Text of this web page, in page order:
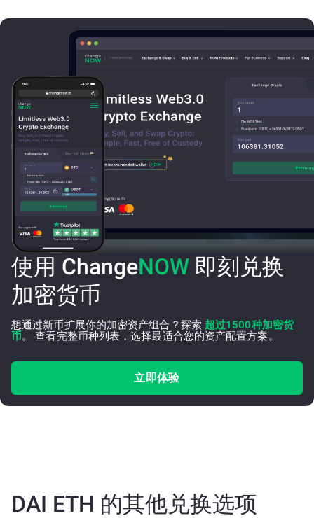
使用 ChangeNOW 即刻兑换
加密货币
想通过新币扩展你的加密资产组合？探索 超过1500种加密货
币。 查看完整币种列表，选择最适合您的资产配置方案。
立即体验
DAI ETH 的其他兑换选项